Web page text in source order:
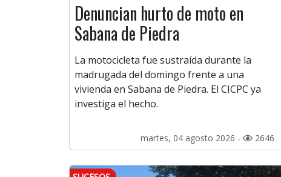
Denuncian hurto de moto en
Sabana de Piedra
La motocicleta fue sustraída durante la
madrugada del domingo frente a una
vivienda en Sabana de Piedra. El CICPC ya
investiga el hecho.
martes, 04 agosto 2026 - 2646